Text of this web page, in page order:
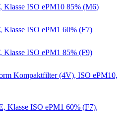
ISO ePM10 85% (M6)
ISO ePM1 60% (F7)
ISO ePM1 85% (F9)
Kompaktfilter (4V), ISO ePM10,
Klasse ISO ePM1 60% (F7),